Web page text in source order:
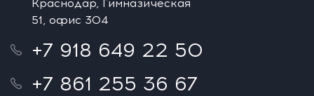
Краснодар, Гимназическая
51, офис 304
+7 918 649 22 50
+7 861 255 36 67